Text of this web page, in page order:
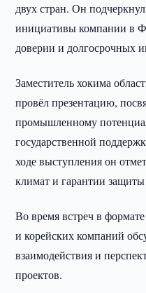
двух стран. Он
инициативы компании в
доверии и долгосрочных
Заместитель хокима
провёл презентацию,
промышленному
государственной
ходе выступления он
климат и гарантии
Во время встреч в
и корейских компаний
взаимодействия и
проектов.